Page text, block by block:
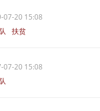
07-20 15:08
扶贫
07-20 15:08